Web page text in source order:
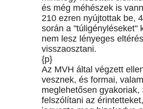
és még méhészek is
210 ezren nyújtottak be,
során a "túligényléseket"
nem lesz lényeges
visszaosztani.
{p}
Az MVH által végzett
vesznek, és formai,
meglehetősen
felszólítani az